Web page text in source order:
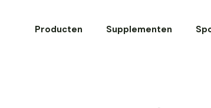
Producten Supplementen